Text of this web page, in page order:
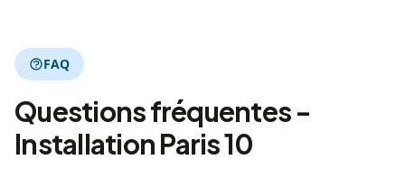
FAQ
Questions fréquentes -
Installation Paris 10